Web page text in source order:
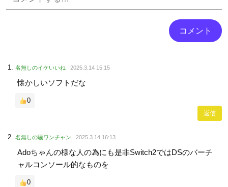
名無しのイケいいね 2025.3.14 15:15
懐かしいソフトだな
0
返信
名無しの騒ワンチャン 2025.3.14 16:13
Adoちゃんの様な人の為にも是非Switch2ではDSのバーチ
ャルコンソール的なものを
0